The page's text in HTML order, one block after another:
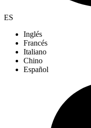
ES
Inglés
Francés
Italiano
Chino
Español